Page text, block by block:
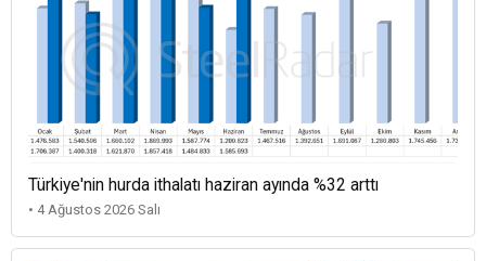
Türkiye'nin hurda ithalatı haziran ayında %32 arttı
• 4 Ağustos 2026 Salı